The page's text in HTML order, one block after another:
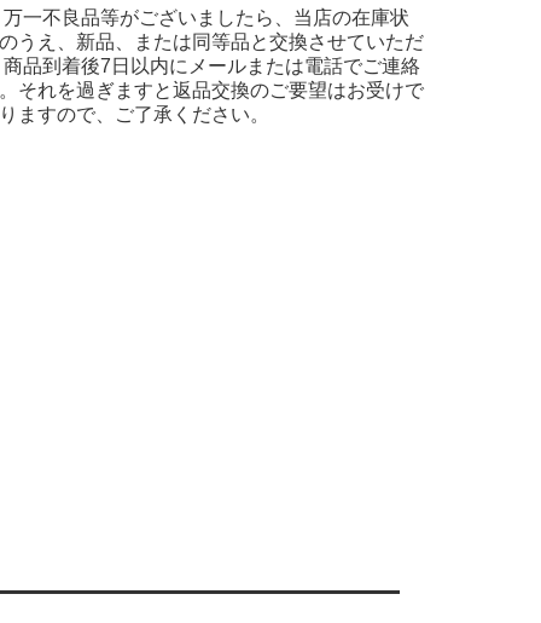
一不良品等がございましたら、当店の在庫状
うえ、新品、または同等品と交換させていただ
商品到着後7日以内にメールまたは電話でご連絡
それを過ぎますと返品交換のご要望はお受けで
ますので、ご了承ください。